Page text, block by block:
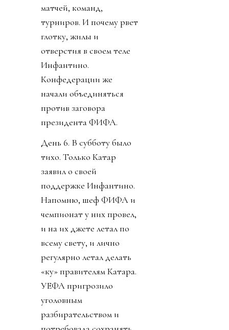
матчей, команд,
турниров. И почему рвет
глотку, жилы и
отверстия в своем теле
Инфантино.
Конфедерации же
начали объединяться
против заговора
президента ФИФА.
День 6. В субботу было
тихо. Только Катар
заявил о своей
поддержке Инфантино.
Напомню, шеф ФИФА и
чемпионат у них провел,
и на их джете летал по
всему свету, и лично
регулярно летал делать
«ку» правителям Катара.
УЕФА пригрозило
уголовным
разбирательством и